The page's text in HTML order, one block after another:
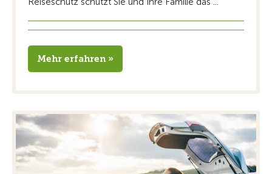
Mehr erfahren »